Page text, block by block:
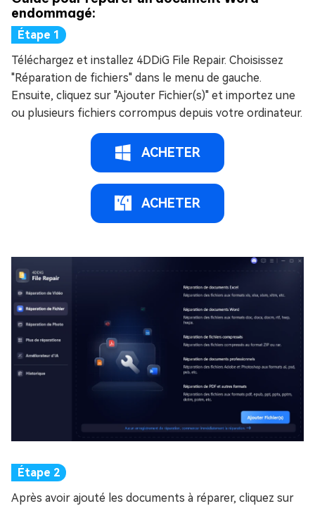
endommagé:
Téléchargez et installez 4DDiG File Repair. Choisissez
"Réparation de fichiers" dans le menu de gauche.
Ensuite, cliquez sur "Ajouter Fichier(s)" et importez une
ou plusieurs fichiers corrompus depuis votre ordinateur.
ACHETER
ACHETER
Après avoir ajouté les documents à réparer, cliquez sur